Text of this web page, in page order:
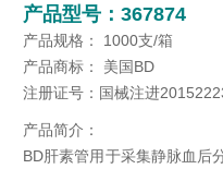
产品型号：367874
产品规格： 1000支/箱
产品商标： 美国BD
注册证号：国械注进
产品简介：
BD肝素管用于采集静脉血后